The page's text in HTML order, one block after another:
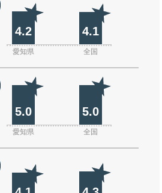
4.2 4.1
愛知県 全国
5.0 5.0
愛知県 全国